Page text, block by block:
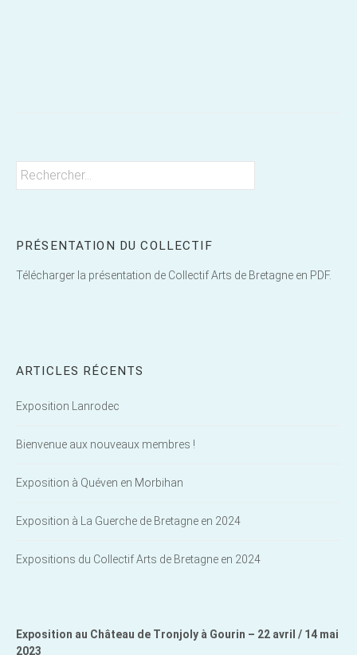
Rechercher :
PRÉSENTATION DU COLLECTIF
Télécharger la présentation de Collectif Arts de Bretagne en PDF.
ARTICLES RÉCENTS
Exposition Lanrodec
Bienvenue aux nouveaux membres !
Exposition à Quéven en Morbihan
Exposition à La Guerche de Bretagne en 2024
Expositions du Collectif Arts de Bretagne en 2024
Exposition au Château de Tronjoly à Gourin – 22 avril / 14 mai
2023